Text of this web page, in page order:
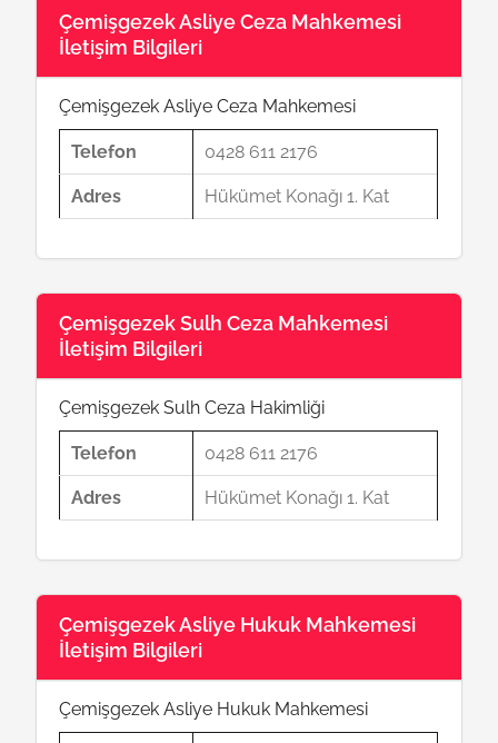
Çemişgezek Asliye Ceza Mahkemesi
İletişim Bilgileri
Çemişgezek Asliye Ceza Mahkemesi
Telefon 0428 611 2176
Adres Hükümet Konağı 1. Kat
Çemişgezek Sulh Ceza Mahkemesi
İletişim Bilgileri
Çemişgezek Sulh Ceza Hakimliği
Telefon 0428 611 2176
Adres Hükümet Konağı 1. Kat
Çemişgezek Asliye Hukuk Mahkemesi
İletişim Bilgileri
Çemişgezek Asliye Hukuk Mahkemesi